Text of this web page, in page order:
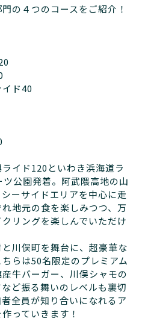
の４つのコースをご紹介！
ド40
イド120といわき浜海道ラ
公園発着。阿武隈高地の山
ーサイドエリアを中心に走
地元の食を楽しみつつ、万
リングを楽しんでいただけ
川俣町を舞台に、超豪華な
らは50名限定のプレミアム
牛バーガー、川俣シャモの
ど振る舞いのレベルも裏切
全員が知り合いになれるア
っていきます！